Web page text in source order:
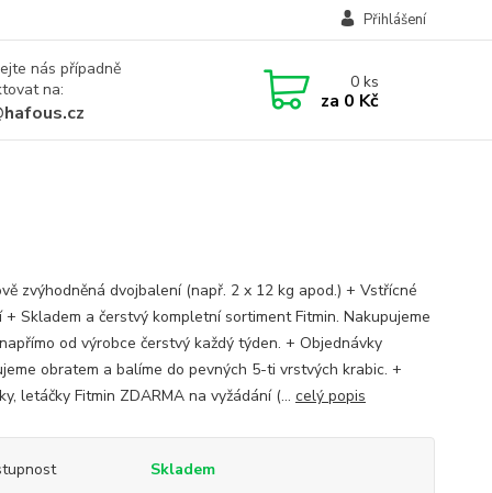
Přihlášení
nás případně
na:
0ks
za 0 Kč
zvýhodněná dvojbalení (např. 2 x 12 kg apod.) + Vstřícné
+ Skladem a čerstvý kompletní sortiment Fitmin. Nakupujeme
od výrobce čerstvý každý týden. + Objednávky
obratem a balíme do pevných 5-ti vrstvých krabic. +
letáčky Fitmin ZDARMA na vyžádání (... celý popis
Skladem